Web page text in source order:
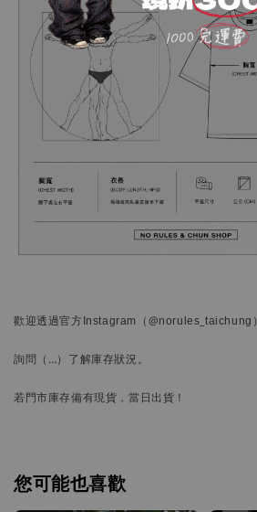
歡迎透過官方Instagram （@norules_taichung）
詢問 （…） 了解庫存狀況。
若門市庫存備有現貨，當日出貨！
您可能也喜歡